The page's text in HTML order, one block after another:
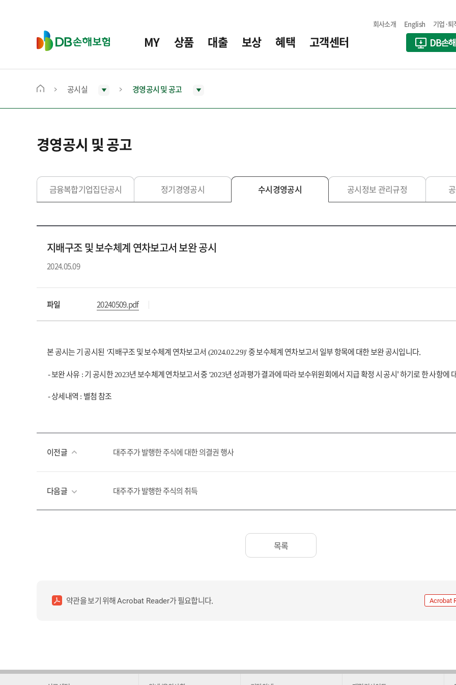
D
B
보
MY 상품 대출 보상 혜택 고객센터
회사소개 English 기업·퇴
메
으
로
동
공시실 경영공시 및 공고
경영공시 및 공고
금융복합기업집단공시 정기경영공시 수시경영공시 공시정보 관리규정
지배구조 및 보수체계 연차보고서 보완 공시
2024.05.09
파일 20240509.pdf
본 공시는 기 공시된 '지배구조 및 보수체계 연차보고서 (2024.02.29)' 중 보수체계 연차보고서 일부 항목에 대한 보완 공시입니다.
- 보완 사유 : 기 공시한2023년 보수체계 연차보고서 중 '2023년 성과평가 결과에 따라 보수위원회에서 지급 확정 시 공시' 하기로 한 사항에
- 상세내역 : 별첨 참조
이전글 대주주가 발행한 주식에 대한 의결권 행사
다음글 대주주가 발행한 주식의 취득
목록
약관을 보기 위해Acrobat Reader가 필요합니다. Acrobat